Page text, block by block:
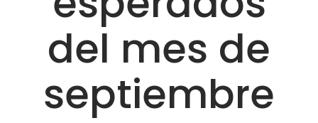
del mes de
septiembre